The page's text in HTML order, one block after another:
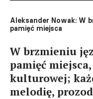
Aleksander Nowak: W
pamięć miejsca
W brzmieniu
pamięć
kulturowej;
melodię,